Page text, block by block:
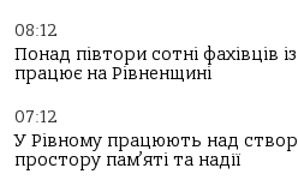
08:12
Понад півтори сотні фахівців
працює на Рівненщині
07:12
У Рівному працюють над
простору пам’яті та надії